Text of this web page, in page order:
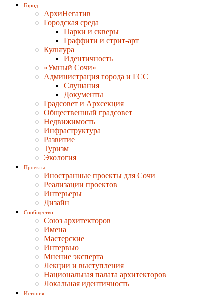
Город
АрхиНегатив
Городская среда
Парки и скверы
Граффити и стрит-арт
Культура
Идентичность
«Умный Сочи»
Администрация города и ГСС
Слушания
Документы
Градсовет и Архсекция
Общественный градсовет
Недвижимость
Инфраструктура
Развитие
Туризм
Экология
Проекты
Иностранные проекты для Сочи
Реализации проектов
Интерьеры
Дизайн
Сообщество
Союз архитекторов
Имена
Мастерские
Интервью
Мнение эксперта
Лекции и выступления
Национальная палата архитекторов
Локальная идентичность
История